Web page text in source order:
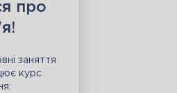
про
заняття
курс